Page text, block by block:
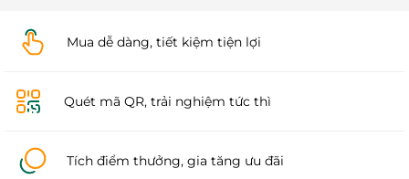
Mua dễ dàng, tiết kiệm tiện lợi
Quét mã QR, trải nghiệm tức thì
Tích điểm thưởng, gia tăng ưu đãi